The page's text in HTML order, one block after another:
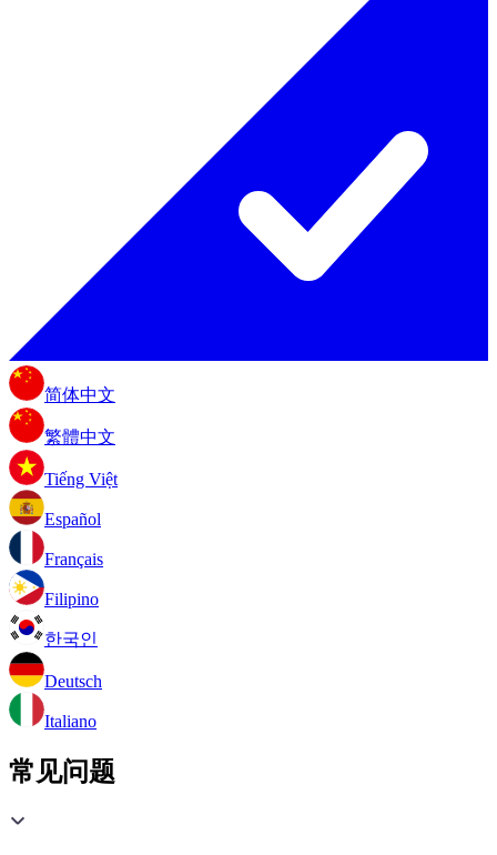
简体中文
繁體中文
Tiếng Việt
Español
Français
Filipino
한국인
Deutsch
Italiano
常见问题